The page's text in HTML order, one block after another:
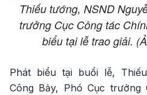
Thiếu tướng, NSND
trưởng Cục Công tác
biểu tại lễ trao giải.
Phát biểu tại buổi lễ,
Công Bảy, Phó Cục